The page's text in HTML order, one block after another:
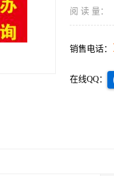
阅 读 量：
销售电话：
在线QQ：